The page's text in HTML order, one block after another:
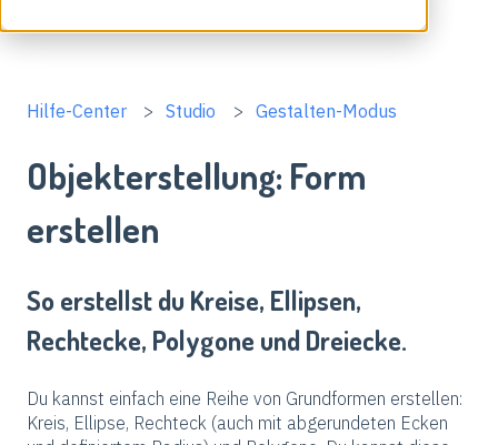
Hilfe-Center Studio Gestalten-Modus
Objekterstellung: Form
erstellen
So erstellst du Kreise, Ellipsen,
Rechtecke, Polygone und Dreiecke.
Du kannst einfach eine Reihe von Grundformen erstellen:
Kreis, Ellipse, Rechteck (auch mit abgerundeten Ecken